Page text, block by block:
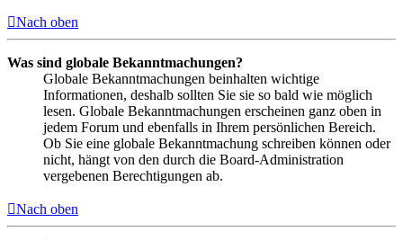
Nach oben
Was sind globale Bekanntmachungen?
Globale Bekanntmachungen beinhalten wichtige
Informationen, deshalb sollten Sie sie so bald wie möglich
lesen. Globale Bekanntmachungen erscheinen ganz oben in
jedem Forum und ebenfalls in Ihrem persönlichen Bereich.
Ob Sie eine globale Bekanntmachung schreiben können oder
nicht, hängt von den durch die Board-Administration
vergebenen Berechtigungen ab.
Nach oben